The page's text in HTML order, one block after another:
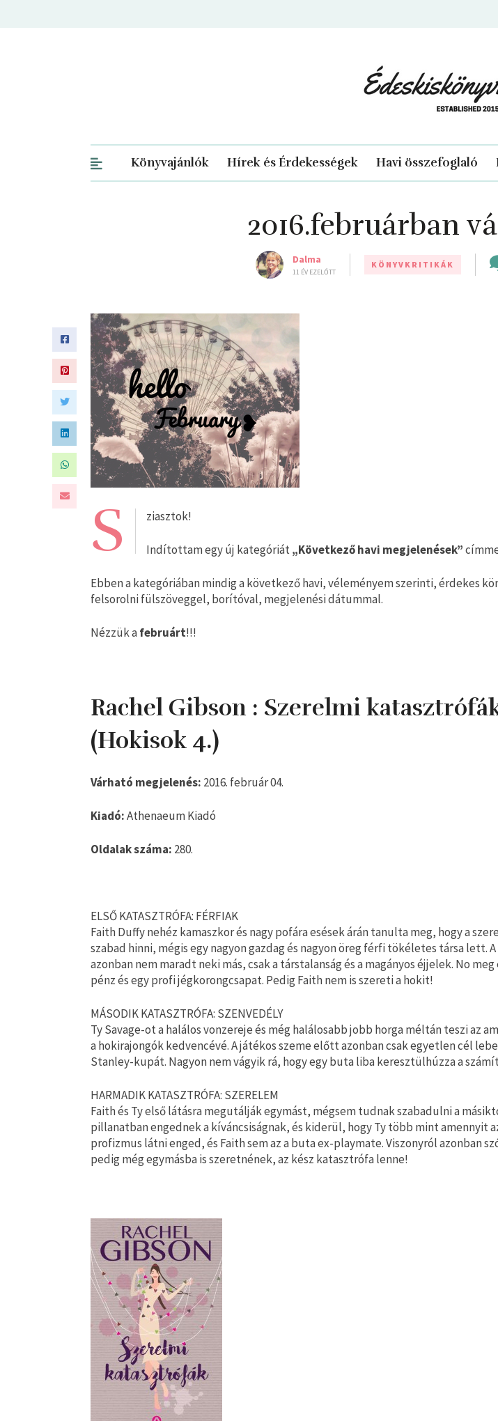
Könyvajánlók Hírek és Érdekességek Havi összefoglaló
2016.februárban
Dalma
11 ÉV EZELŐTT
KÖNYVKRITIKÁK
S ziasztok!
Indítottam egy új kategóriát„Következő havi megjelenések”
Ebben a kategóriában mindig a következő havi, véleményem szerinti, érdekes
felsorolni fülszöveggel, borítóval, megjelenési dátummal.
Nézzük afebruárt!!!
Rachel Gibson : Szerelmi
(Hokisok 4.)
Várható megjelenés: 2016. február 04.
Kiadó:Athenaeum Kiadó
Oldalak száma: 280.
ELSŐ KATASZTRÓFA: FÉRFIAK
Faith Duffy nehéz kamaszkor és nagy pofára esések árán tanulta meg, hogy a
szabad hinni, mégis egy nagyon gazdag és nagyon öreg férfi tökéletes társa lett.
azonban nem maradt neki más, csak a társtalanság és a magányos éjjelek. No
pénz és egy profi jégkorongcsapat. Pedig Faith nem is szereti a hokit!
MÁSODIK KATASZTRÓFA: SZENVEDÉLY
Ty Savage-ot a halálos vonzereje és még halálosabb jobb horga méltán teszi az
a hokirajongók kedvencévé. A játékos szeme előtt azonban csak egyetlen cél
Stanley-kupát. Nagyon nem vágyik rá, hogy egy buta liba keresztülhúzza a
HARMADIK KATASZTRÓFA: SZERELEM
Faith és Ty első látásra megutálják egymást, mégsem tudnak szabadulni a
pillanatban engednek a kíváncsiságnak, és kiderül, hogy Ty több mint amennyit
profizmus látni enged, és Faith sem az a buta ex-playmate. Viszonyról azonban
pedig még egymásba is szeretnének, az kész katasztrófa lenne!